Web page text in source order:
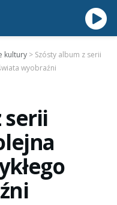
kultury > Szósty album z serii
wyobraźni
serii